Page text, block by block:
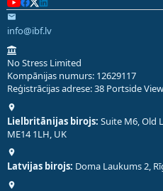
info@ibf.lv
No Stress Limited
Kompānijas numurs: 12629117
Reģistrācijas adrese: 38 Portside
Lielbritānijas birojs: Suite M6, Old
ME14 1LH, UK
Latvijas birojs: Doma Laukums 2,